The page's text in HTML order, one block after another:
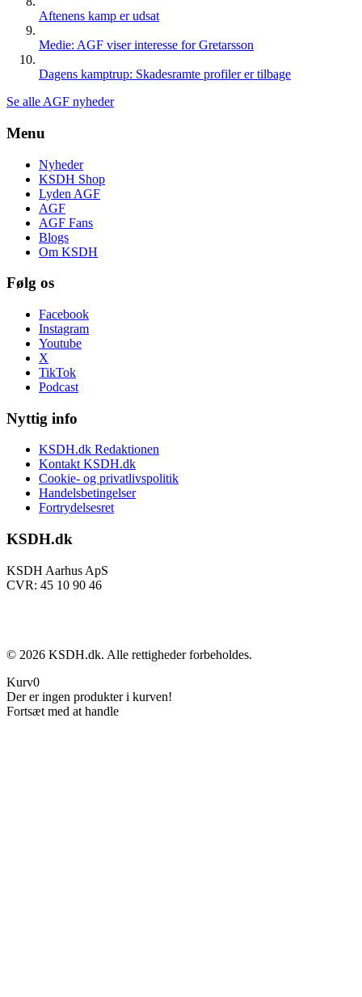
Aftenens kamp er udsat
Medie: AGF viser interesse for Gretarsson
Dagens kamptrup: Skadesramte profiler er tilbage
Se alle AGF nyheder
Menu
Nyheder
KSDH Shop
Lyden AGF
AGF
AGF Fans
Blogs
Om KSDH
Følg os
Facebook
Instagram
Youtube
X
TikTok
Podcast
Nyttig info
KSDH.dk Redaktionen
Kontakt KSDH.dk
Cookie- og privatlivspolitik
Handelsbetingelser
Fortrydelsesret
KSDH.dk
KSDH Aarhus ApS
CVR: 45 10 90 46
© 2026 KSDH.dk. Alle rettigheder forbeholdes.
Kurv0
Der er ingen produkter i kurven!
Fortsæt med at handle